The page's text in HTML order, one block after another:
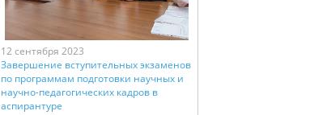
12 сентября 2023
Завершение вступительных экзаменов
по программам подготовки научных и
научно-педагогических кадров в
аспирантуре